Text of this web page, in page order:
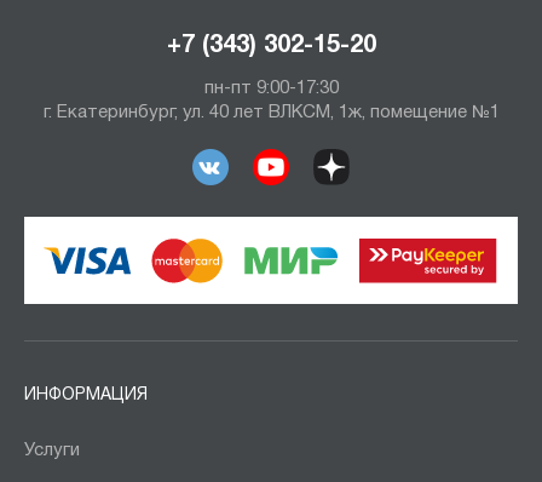
+7 (343) 302-15-20
пн-пт 9:00-17:30
г. Екатеринбург, ул. 40 лет ВЛКСМ, 1ж, помещение №1
ИНФОРМАЦИЯ
Услуги